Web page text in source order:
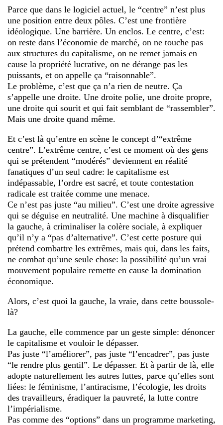
Parce que dans le logiciel actuel, le “centre” n’est plus
une position entre deux pôles. C’est une frontière
idéologique. Une barrière. Un enclos. Le centre, c’est:
on reste dans l’économie de marché, on ne touche pas
aux structures du capitalisme, on ne remet jamais en
cause la propriété lucrative, on ne dérange pas les
puissants, et on appelle ça “raisonnable”.
Le problème, c’est que ça n’a rien de neutre. Ça
s’appelle une droite. Une droite polie, une droite propre,
une droite qui sourit et qui fait semblant de “rassembler”.
Mais une droite quand même.
Et c’est là qu’entre en scène le concept d’“extrême
centre”. L’extrême centre, c’est ce moment où des gens
qui se prétendent “modérés” deviennent en réalité
fanatiques d’un seul cadre: le capitalisme est
indépassable, l’ordre est sacré, et toute contestation
radicale est traitée comme une menace.
Ce n’est pas juste “au milieu”. C’est une droite agressive
qui se déguise en neutralité. Une machine à disqualifier
la gauche, à criminaliser la colère sociale, à expliquer
qu’il n’y a “pas d’alternative”. C’est cette posture qui
prétend combattre les extrêmes, mais qui, dans les faits,
ne combat qu’une seule chose: la possibilité qu’un vrai
mouvement populaire remette en cause la domination
économique.
Alors, c’est quoi la gauche, la vraie, dans cette boussole-
là?
La gauche, elle commence par un geste simple: dénoncer
le capitalisme et vouloir le dépasser.
Pas juste “l’améliorer”, pas juste “l’encadrer”, pas juste
“le rendre plus gentil”. Le dépasser. Et à partir de là, elle
adopte naturellement les autres luttes, parce qu’elles sont
liées: le féminisme, l’antiracisme, l’écologie, les droits
des travailleurs, éradiquer la pauvreté, la lutte contre
l’impérialisme.
Pas comme des “options” dans un programme marketing,